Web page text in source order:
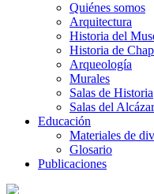
Quiénes somos
Arquitectura
Historia del
Historia de
Arqueología
Murales
Salas de Historia
Salas del Alcázar
Educación
Materiales de
Glosario
Publicaciones